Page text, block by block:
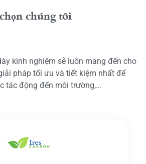
chúng tôi
kinh nghiệm sẽ luôn mang đến cho
pháp tối ưu và tiết kiệm nhất để
tác động đến môi trường,…